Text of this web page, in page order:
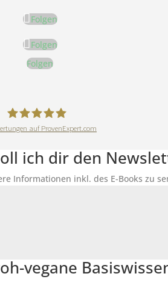
Folgen
Folgen
Folgen
DeineErnährungAkademie
auf ProvenExpert.com
ich dir den
Informationen inkl. des E-Books zu
vegane